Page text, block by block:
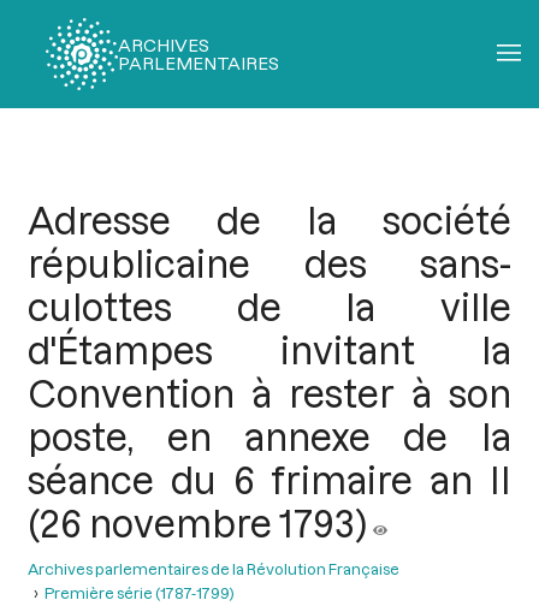
ARCHIVES
PARLEMENTAIRES
Adresse de la société
républicaine des sans-
culottes de la ville
d'Étampes invitant la
Convention à rester à son
poste, en annexe de la
séance du 6 frimaire an II
(26 novembre 1793)
Archives parlementaires de la Révolution Française
Première série (1787-1799)